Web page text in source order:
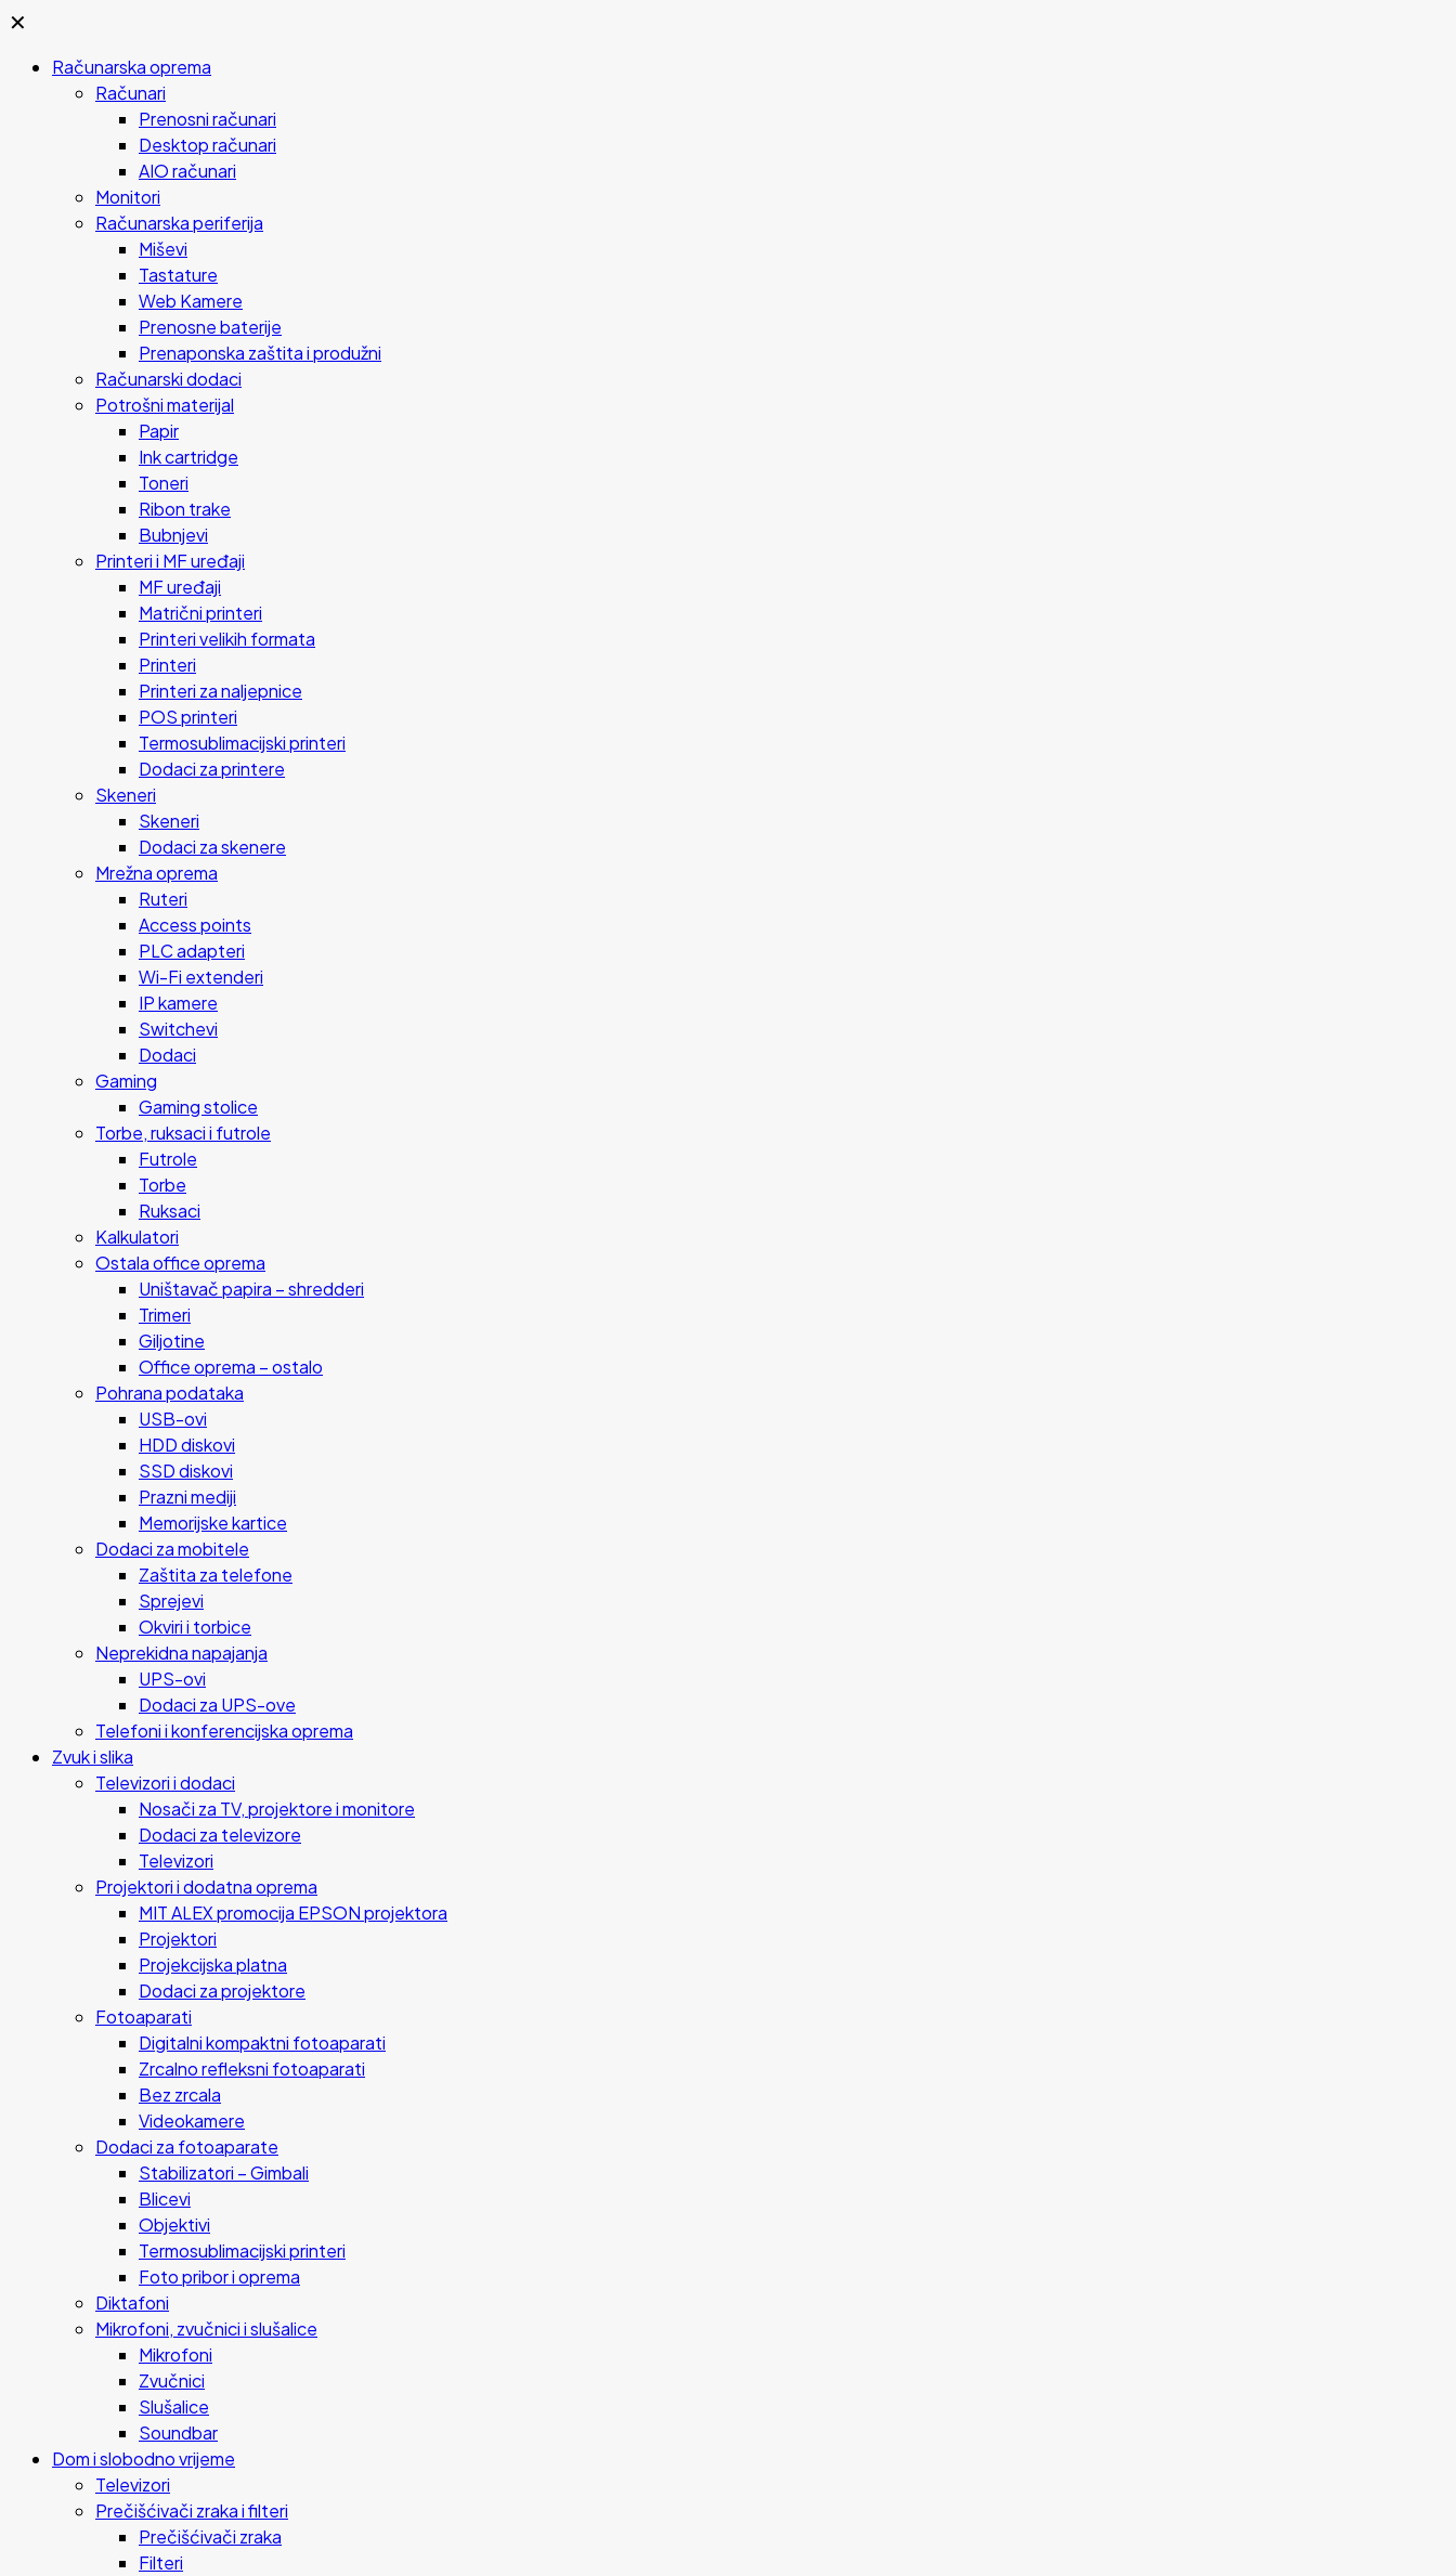
✕
Računarska oprema
Računari
Prenosni računari
Desktop računari
AIO računari
Monitori
Računarska periferija
Miševi
Tastature
Web Kamere
Prenosne baterije
Prenaponska zaštita i produžni
Računarski dodaci
Potrošni materijal
Papir
Ink cartridge
Toneri
Ribon trake
Bubnjevi
Printeri i MF uređaji
MF uređaji
Matrični printeri
Printeri velikih formata
Printeri
Printeri za naljepnice
POS printeri
Termosublimacijski printeri
Dodaci za printere
Skeneri
Skeneri
Dodaci za skenere
Mrežna oprema
Ruteri
Access points
PLC adapteri
Wi-Fi extenderi
IP kamere
Switchevi
Dodaci
Gaming
Gaming stolice
Torbe, ruksaci i futrole
Futrole
Torbe
Ruksaci
Kalkulatori
Ostala office oprema
Uništavač papira – shredderi
Trimeri
Giljotine
Office oprema – ostalo
Pohrana podataka
USB-ovi
HDD diskovi
SSD diskovi
Prazni mediji
Memorijske kartice
Dodaci za mobitele
Zaštita za telefone
Sprejevi
Okviri i torbice
Neprekidna napajanja
UPS-ovi
Dodaci za UPS-ove
Telefoni i konferencijska oprema
Zvuk i slika
Televizori i dodaci
Nosači za TV, projektore i monitore
Dodaci za televizore
Televizori
Projektori i dodatna oprema
MIT ALEX promocija EPSON projektora
Projektori
Projekcijska platna
Dodaci za projektore
Fotoaparati
Digitalni kompaktni fotoaparati
Zrcalno refleksni fotoaparati
Bez zrcala
Videokamere
Dodaci za fotoaparate
Stabilizatori – Gimbali
Blicevi
Objektivi
Termosublimacijski printeri
Foto pribor i oprema
Diktafoni
Mikrofoni, zvučnici i slušalice
Mikrofoni
Zvučnici
Slušalice
Soundbar
Dom i slobodno vrijeme
Televizori
Prečišćivači zraka i filteri
Prečišćivači zraka
Filteri